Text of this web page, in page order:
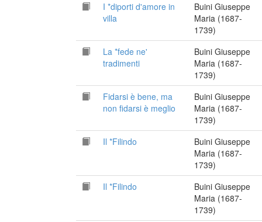
I *diporti d'amore in
villa
Buini Giuseppe
Maria (1687-
1739)
La *fede ne'
tradimenti
Buini Giuseppe
Maria (1687-
1739)
Fidarsi è bene, ma
non fidarsi è meglio
Buini Giuseppe
Maria (1687-
1739)
Il *Filindo
Buini Giuseppe
Maria (1687-
1739)
Il *Filindo
Buini Giuseppe
Maria (1687-
1739)